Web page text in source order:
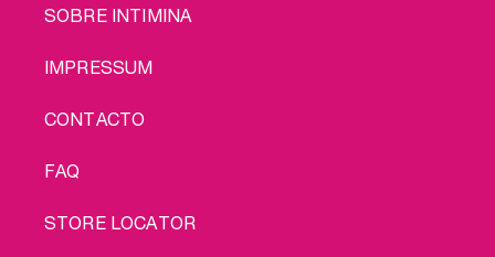
LEGAL
SOBRE INTIMINA
IMPRESSUM
CONTACTO
FAQ
STORE LOCATOR